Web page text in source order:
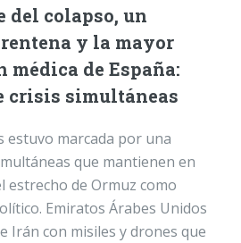
del colapso, un
y la mayor
de España:
crisis simultáneas
estuvo marcada por una
que mantienen en
estrecho de Ormuz como
Emiratos Árabes Unidos
Irán con misiles y drones que